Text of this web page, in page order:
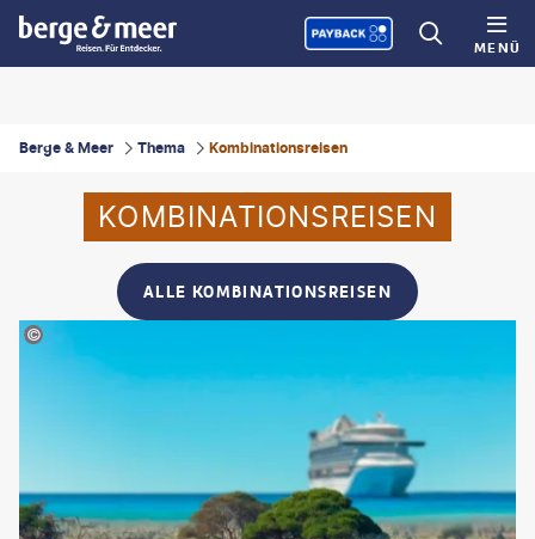
MENÜ
Berge & Meer Thema Kombinationsreisen
KOMBINATIONSREISEN
ALLE KOMBINATIONSREISEN
Dziok